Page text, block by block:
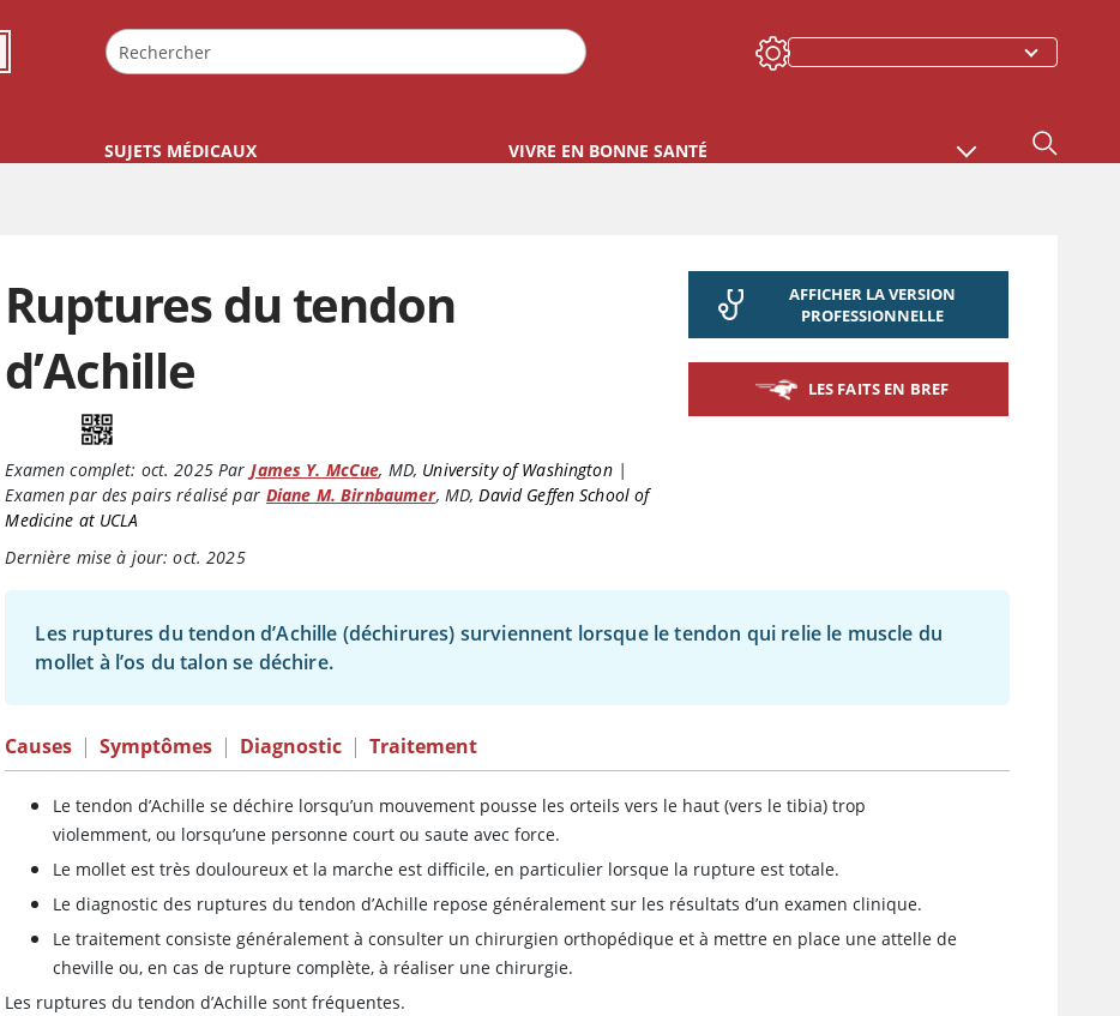
SUJETS MÉDICAUX VIVRE EN BONNE SANTÉ
Ruptures du tendon
d’Achille
Examen complet: oct. 2025Par James Y. McCue, MD, University of Washington|
Examen par des pairs réalisé par Diane M. Birnbaumer, MD,David Geffen School of
Medicine at UCLA
Dernière mise à jour: oct. 2025
AFFICHER LA VERSION
PROFESSIONNELLE
LES FAITS EN BREF
Les ruptures du tendon d’Achille (déchirures) surviennent lorsque le tendon qui relie le muscle du
mollet à l’os du talon se déchire.
Causes | Symptômes | Diagnostic | Traitement
Le tendon d’Achille se déchire lorsqu’un mouvement pousse les orteils vers le haut (vers le tibia) trop
violemment, ou lorsqu’une personne court ou saute avec force.
Le mollet est très douloureux et la marche est difficile, en particulier lorsque la rupture est totale.
Le diagnostic des ruptures du tendon d’Achille repose généralement sur les résultats d’un examen clinique.
Le traitement consiste généralement à consulter un chirurgien orthopédique et à mettre en place une attelle de
cheville ou, en cas de rupture complète, à réaliser une chirurgie.
Les ruptures du tendon d’Achille sont fréquentes.